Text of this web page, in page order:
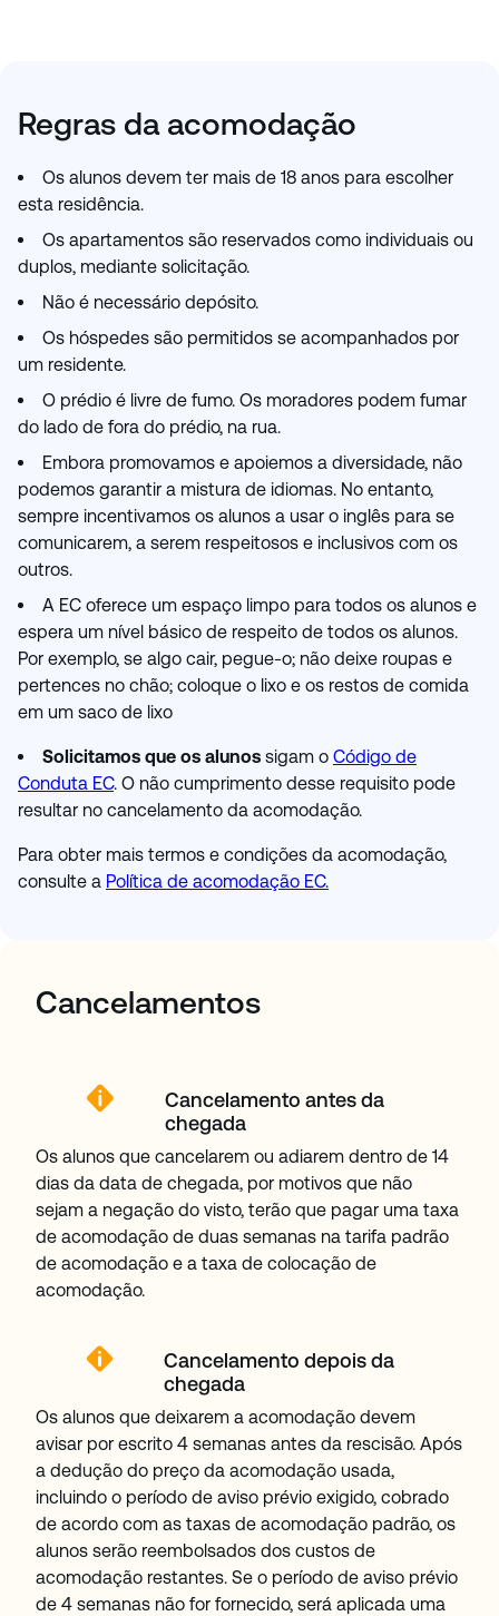
Regras da acomodação
Os alunos devem ter mais de 18 anos para escolher
esta residência.
Os apartamentos são reservados como individuais ou
duplos, mediante solicitação.
Não é necessário depósito.
Os hóspedes são permitidos se acompanhados por
um residente.
O prédio é livre de fumo. Os moradores podem fumar
do lado de fora do prédio, na rua.
Embora promovamos e apoiemos a diversidade, não
podemos garantir a mistura de idiomas. No entanto,
sempre incentivamos os alunos a usar o inglês para se
comunicarem, a serem respeitosos e inclusivos com os
outros.
A EC oferece um espaço limpo para todos os alunos e
espera um nível básico de respeito de todos os alunos.
Por exemplo, se algo cair, pegue-o; não deixe roupas e
pertences no chão; coloque o lixo e os restos de comida
em um saco de lixo
Solicitamos que os alunos sigam o Código de
Conduta EC. O não cumprimento desse requisito pode
resultar no cancelamento da acomodação.
Para obter mais termos e condições da acomodação,
consulte a Política de acomodação EC.
Cancelamentos
Cancelamento antes da
chegada
Os alunos que cancelarem ou adiarem dentro de 14
dias da data de chegada, por motivos que não
sejam a negação do visto, terão que pagar uma taxa
de acomodação de duas semanas na tarifa padrão
de acomodação e a taxa de colocação de
acomodação.
Cancelamento depois da
chegada
Os alunos que deixarem a acomodação devem
avisar por escrito 4 semanas antes da rescisão. Após
a dedução do preço da acomodação usada,
incluindo o período de aviso prévio exigido, cobrado
de acordo com as taxas de acomodação padrão, os
alunos serão reembolsados dos custos de
acomodação restantes. Se o período de aviso prévio
de 4 semanas não for fornecido, será aplicada uma